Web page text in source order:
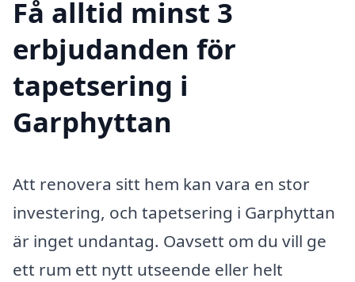
Få alltid minst 3
erbjudanden för
tapetsering i
Garphyttan
Att renovera sitt hem kan vara en stor
investering, och tapetsering i Garphyttan
är inget undantag. Oavsett om du vill ge
ett rum ett nytt utseende eller helt